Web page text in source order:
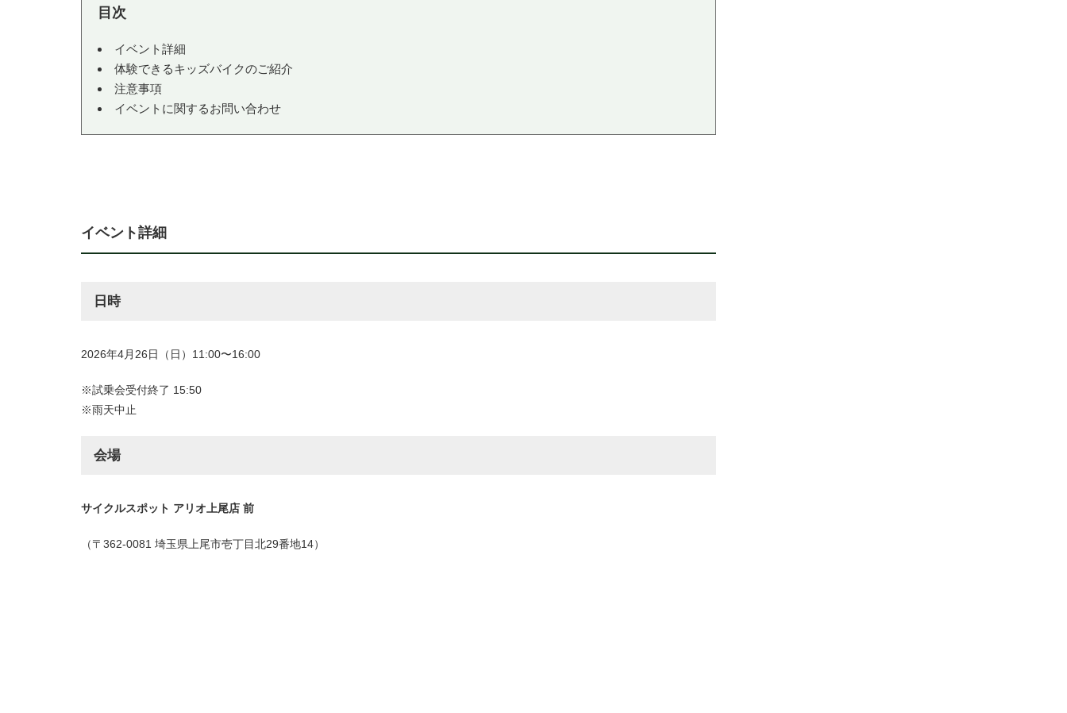
イベント詳細
体験できるキッズバイクのご紹介
注意事項
イベントに関するお問い合わせ
イベント詳細
日時
2026年4月26日（日）11:00〜16:00
※試乗会受付終了 15:50
※雨天中止
会場
サイクルスポット アリオ上尾店 前
（〒362-0081 埼玉県上尾市壱丁目北29番地14）